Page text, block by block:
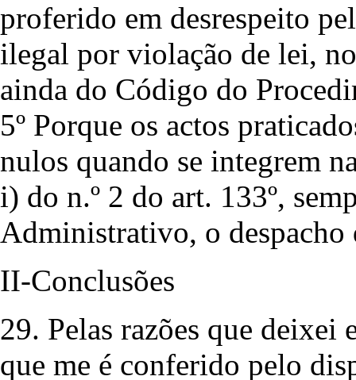
proferido em desrespeito
ilegal por violação de lei,
ainda do Código do
5º Porque os actos
nulos quando se integrem
i) do n.º 2 do art. 133º,
Administrativo, o despacho
II-Conclusões
29. Pelas razões que deixei
que me é conferido pelo